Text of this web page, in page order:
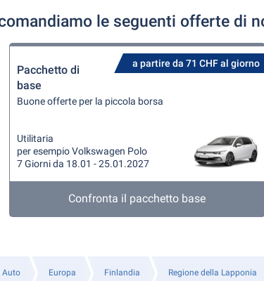
le seguenti offerte di
a partire da 71 CHF al giorno
Pacchetto di
base
Buone offerte per la piccola borsa
Utilitaria
per esempio Volkswagen Polo
7 Giorni da 18.01 - 25.01.2027
Confronta il pacchetto base
Auto Europa Finlandia Regione della Lapponia